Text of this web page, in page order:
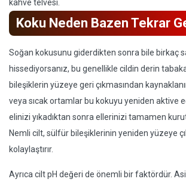
kahve telvesi.
Koku Neden Bazen Tekrar
Soğan kokusunu giderdikten sonra bile birkaç
hissediyorsanız, bu genellikle cildin derin
bileşiklerin yüzeye geri çıkmasından
veya sıcak ortamlar bu kokuyu yeniden aktive
elinizi yıkadıktan sonra ellerinizi tamamen
Nemli cilt, sülfür bileşiklerinin yeniden yüzeye
kolaylaştırır.
Ayrıca cilt pH değeri de önemli bir faktördür.